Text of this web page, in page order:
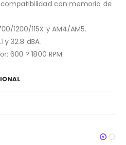
con memoria de
1200/115X y AM4/AM5.
y 32.8 dBA.
600 ? 1800 RPM.